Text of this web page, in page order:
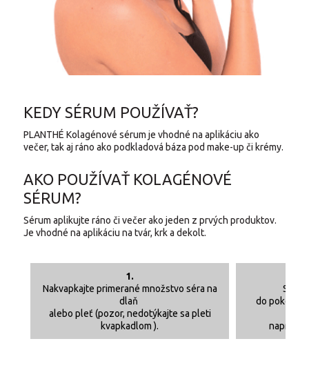
KEDY SÉRUM POUŽÍVAŤ?
PLANTHÉ Kolagénové sérum je vhodné na aplikáciu ako
večer, tak aj ráno ako podkladová báza pod make-up či krémy.
AKO POUŽÍVAŤ KOLAGÉNOVÉ
SÉRUM?
Sérum aplikujte ráno či večer ako jeden z prvých produktov.
Je vhodné na aplikáciu na tvár, krk a dekolt.
1.
Nakvapkajte primerané množstvo séra na
dlaň
alebo pleť (pozor, nedotýkajte sa pleti
kvapkadlom ).
do
napr.